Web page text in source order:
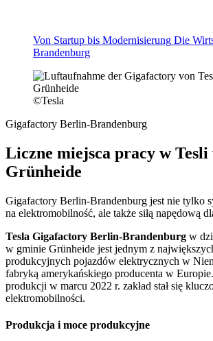
Von Startup bis Modernisierung Die
Brandenburg
©Tesla
Gigafactory Berlin-Brandenburg
Liczne miejsca pracy w Tesli
Grünheide
Gigafactory Berlin-Brandenburg jest nie tylko
na elektromobilność, ale także siłą napędową
Tesla Gigafactory Berlin-Brandenburg w
w gminie Grünheide jest jednym z
produkcyjnych pojazdów elektrycznych w
fabryką amerykańskiego producenta w
produkcji w marcu 2022 r. zakład stał się
elektromobilności.
Produkcja i moce produkcyjne